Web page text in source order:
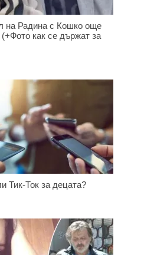
на Радина с Кошко още
(+Фото как се държат за
Тик-Ток за децата?